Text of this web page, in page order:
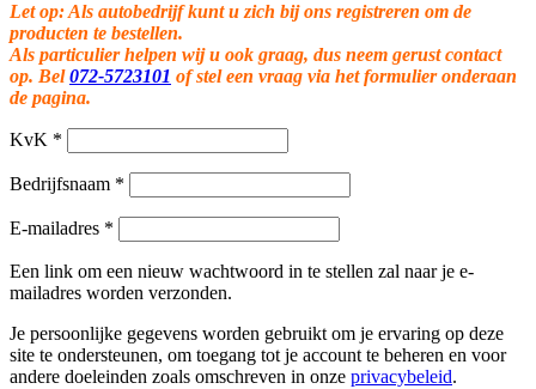
Let op: Als autobedrijf kunt u zich bij ons registreren om de
producten te bestellen.
Als particulier helpen wij u ook graag, dus neem gerust contact
op. Bel072-5723101 of stel een vraag via het formulier onderaan
de pagina.
KvK *
Bedrijfsnaam *
E-mailadres *
Een link om een nieuw wachtwoord in te stellen zal naar je e-
mailadres worden verzonden.
Je persoonlijke gegevens worden gebruikt om je ervaring op deze
site te ondersteunen, om toegang tot je account te beheren en voor
andere doeleinden zoals omschreven in onze privacybeleid.